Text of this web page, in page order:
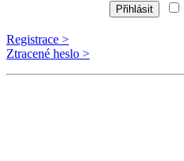
Registrace >
Ztracené heslo >